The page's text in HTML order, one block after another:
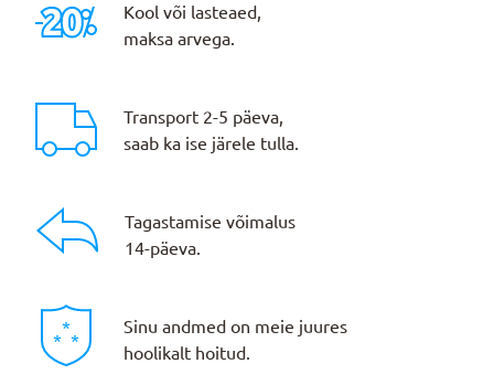
Kool või lasteaed,
maksa arvega.
Transport 2-5 päeva,
saab ka ise järele tulla.
Tagastamise võimalus
14-päeva.
Sinu andmed on meie juures
hoolikalt hoitud.